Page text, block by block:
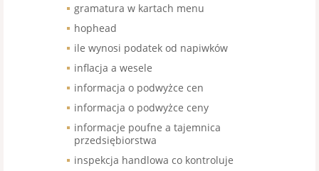
gramatura w kartach menu
hophead
ile wynosi podatek od napiwków
inflacja a wesele
informacja o podwyżce cen
informacja o podwyżce ceny
informacje poufne a tajemnica
przedsiębiorstwa
inspekcja handlowa co kontroluje